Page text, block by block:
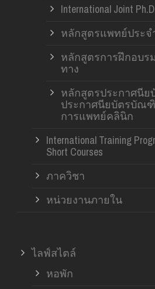
International Joint
หลักสูตรแพทย์ประจ
หลักสูตรการฝึกอบร
ทาง
หลักสูตรประกาศนี
ประกาศนียบัตรบัณ
การแพทย์คลินิก
International Training
Short Courses
ภาควิชา
หน่วยงานภายใน
ไลฟ์สไตล์
หอพัก